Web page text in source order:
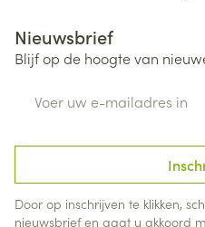
Nieuwsbrief
Blijf op de hoogte van
Door op inschrijven te klikken,
nieuwsbrief en gaat u akkoord